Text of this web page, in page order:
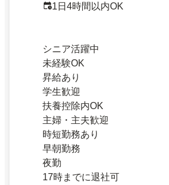
1日4時間以内OK
シニア活躍中
未経験OK
昇給あり
学生歓迎
扶養控除内OK
主婦・主夫歓迎
時短勤務あり
早朝勤務
夜勤
17時までに退社可